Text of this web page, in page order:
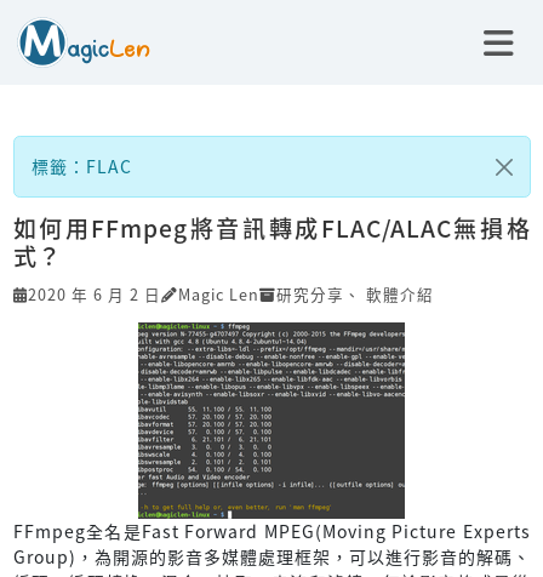
標籤：FLAC
如何用FFmpeg將音訊轉成FLAC/ALAC無損格
式？
2020 年 6 月 2 日 Magic Len 研究分享 、 軟體介紹
FFmpeg全名是Fast Forward MPEG(Moving Picture Experts
Group)，為開源的影音多媒體處理框架，可以進行影音的解碼、